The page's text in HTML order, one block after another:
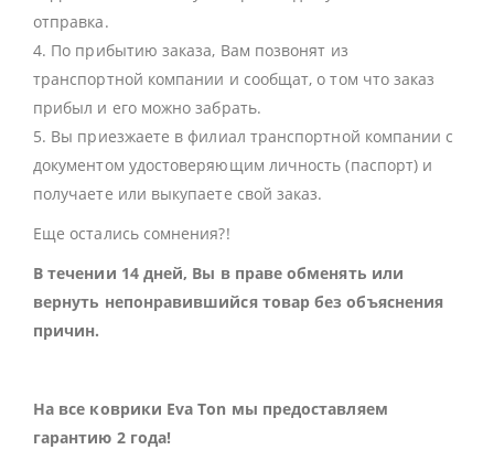
отправка.
4. По прибытию заказа, Вам позвонят из
транспортной компании и сообщат, о том что заказ
прибыл и его можно забрать.
5. Вы приезжаете в филиал транспортной компании с
документом удостоверяющим личность (паспорт) и
получаете или выкупаете свой заказ.
Еще остались сомнения?!
В течении 14 дней, Вы в праве обменять или
вернуть непонравившийся товар без объяснения
причин.
На все коврики Eva Ton мы предоставляем
гарантию 2 года!